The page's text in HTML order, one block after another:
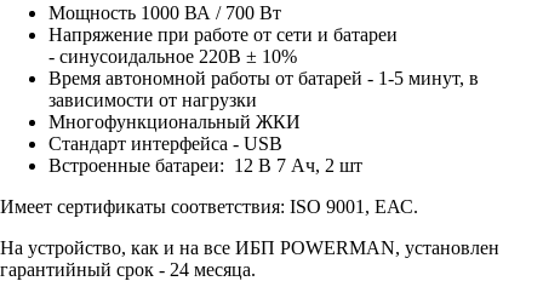
Мощность 1000 ВА / 700 Вт
Напряжение при работе от сети и батареи
- синусоидальное 220В ± 10%
Время автономной работы от батарей - 1-5 минут, в
зависимости от нагрузки
Многофункциональный ЖКИ
Стандарт интерфейса - USB
Встроенные батареи: 12 В 7 Ач, 2 шт
Имеет сертификаты соответствия: ISO 9001, EАС.
На устройство, как и на все ИБП POWERMAN, установлен
гарантийный срок - 24 месяца.